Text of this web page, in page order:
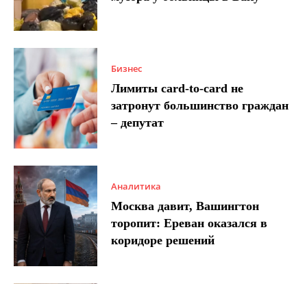
Бизнес
Лимиты card-to-card не
затронут большинство граждан
– депутат
Аналитика
Москва давит, Вашингтон
торопит: Ереван оказался в
коридоре решений